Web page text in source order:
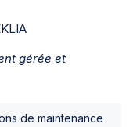
gérée et
de maintenance